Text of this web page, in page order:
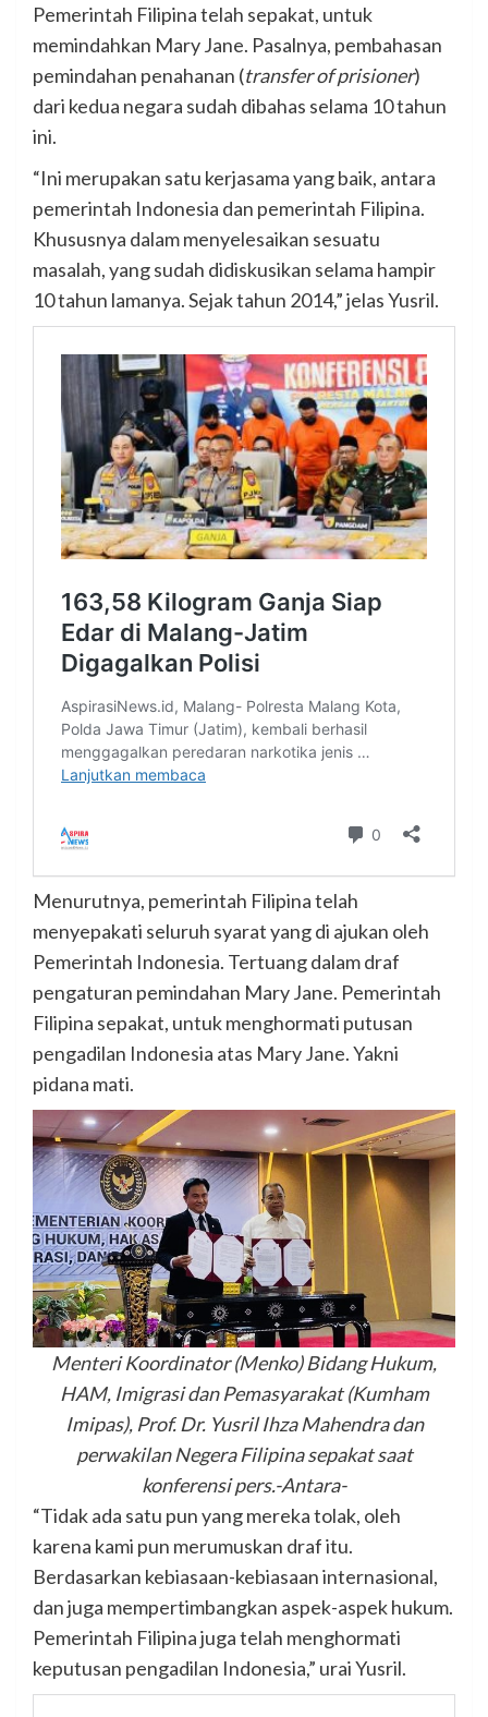
Pemerintah Filipina telah sepakat, untuk
memindahkan Mary Jane. Pasalnya, pembahasan
pemindahan penahanan (transfer of prisioner)
dari kedua negara sudah dibahas selama 10 tahun
ini.
“Ini merupakan satu kerjasama yang baik, antara
pemerintah Indonesia dan pemerintah Filipina.
Khususnya dalam menyelesaikan sesuatu
masalah, yang sudah didiskusikan selama hampir
10 tahun lamanya. Sejak tahun 2014,” jelas Yusril.
Menurutnya, pemerintah Filipina telah
menyepakati seluruh syarat yang di ajukan oleh
Pemerintah Indonesia. Tertuang dalam draf
pengaturan pemindahan Mary Jane. Pemerintah
Filipina sepakat, untuk menghormati putusan
pengadilan Indonesia atas Mary Jane. Yakni
pidana mati.
Menteri Koordinator (Menko) Bidang Hukum,
HAM, Imigrasi dan Pemasyarakat (Kumham
Imipas), Prof. Dr. Yusril Ihza Mahendra dan
perwakilan Negera Filipina sepakat saat
konferensi pers.-Antara-
“Tidak ada satu pun yang mereka tolak, oleh
karena kami pun merumuskan draf itu.
Berdasarkan kebiasaan-kebiasaan internasional,
dan juga mempertimbangkan aspek-aspek hukum.
Pemerintah Filipina juga telah menghormati
keputusan pengadilan Indonesia,” urai Yusril.